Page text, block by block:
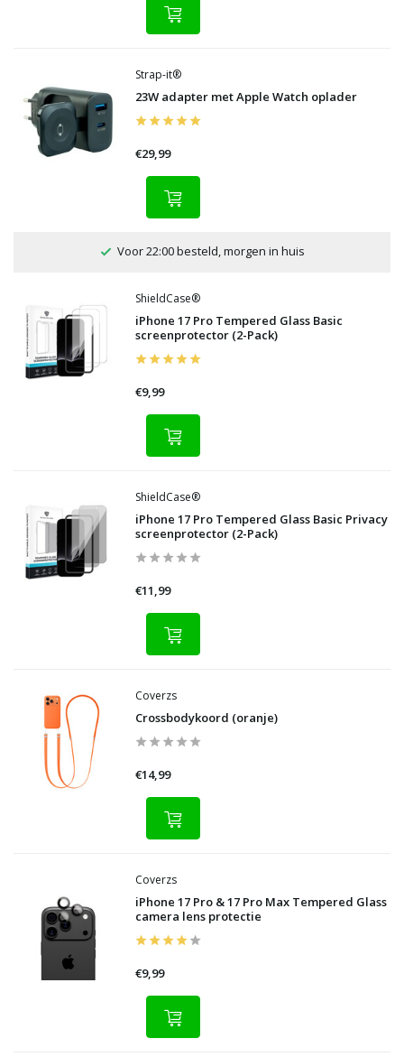
Strap-it®
23W adapter met Apple Watch oplader
€29,99
Voor 22:00 besteld, morgen in huis
ShieldCase®
iPhone 17 Pro Tempered Glass Basic
screenprotector (2-Pack)
€9,99
ShieldCase®
iPhone 17 Pro Tempered Glass Basic Privacy
screenprotector (2-Pack)
€11,99
Coverzs
Crossbodykoord (oranje)
€14,99
Coverzs
iPhone 17 Pro & 17 Pro Max Tempered Glass
camera lens protectie
€9,99